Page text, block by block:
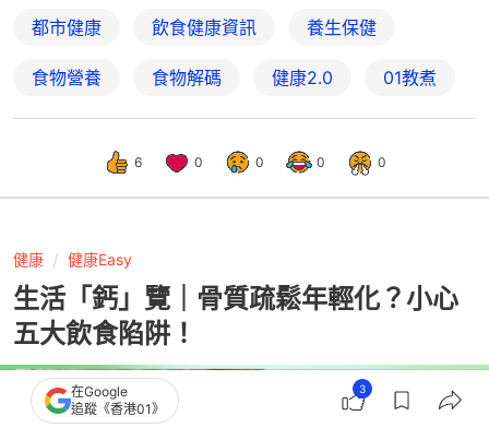
都市健康 飲食健康資訊 養生保健
食物營養 食物解碼 健康2.0 01教煮
6 0 0 0 0
健康 健康Easy
生活「鈣」覽｜骨質疏鬆年輕化？小心
五大飲食陷阱！
在Google
追蹤《香港01》
3